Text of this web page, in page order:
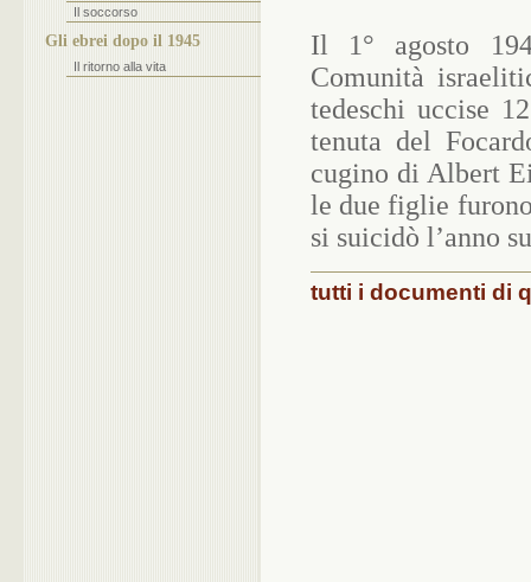
Il 1° agosto
Comunità
tedeschi uccise
tenuta del
cugino di Albert
le due figlie
si suicidò l’anno
tutti i documenti di
Il soccorso
Gli ebrei dopo il 1945
Il ritorno alla vita